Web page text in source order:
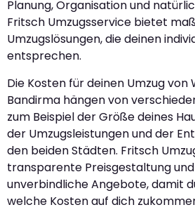
Planung, Organisation und
Fritsch Umzugsservice bietet
Umzugslösungen, die deinen
entsprechen.
Die Kosten für deinen Umzug
Bandirma hängen von
zum Beispiel der Größe deines
der Umzugsleistungen und der
den beiden Städten. Fritsch
transparente Preisgestaltung
unverbindliche Angebote, damit
welche Kosten auf dich